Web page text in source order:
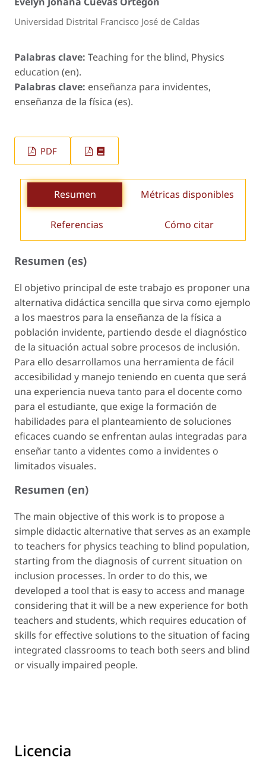
Universidad Distrital Francisco José de Caldas
Palabras clave: Teaching for the blind, Physics
education (en).
Palabras clave: enseñanza para invidentes,
enseñanza de la física (es).
PDF
Resumen Métricas disponibles
Referencias Cómo citar
Resumen (es)
El objetivo principal de este trabajo es proponer una
alternativa didáctica sencilla que sirva como ejemplo
a los maestros para la enseñanza de la física a
población invidente, partiendo desde el diagnóstico
de la situación actual sobre procesos de inclusión.
Para ello desarrollamos una herramienta de fácil
accesibilidad y manejo teniendo en cuenta que será
una experiencia nueva tanto para el docente como
para el estudiante, que exige la formación de
habilidades para el planteamiento de soluciones
eficaces cuando se enfrentan aulas integradas para
enseñar tanto a videntes como a invidentes o
limitados visuales.
Resumen (en)
The main objective of this work is to propose a
simple didactic alternative that serves as an example
to teachers for physics teaching to blind population,
starting from the diagnosis of current situation on
inclusion processes. In order to do this, we
developed a tool that is easy to access and manage
considering that it will be a new experience for both
teachers and students, which requires education of
skills for effective solutions to the situation of facing
integrated classrooms to teach both seers and blind
or visually impaired people.
Licencia